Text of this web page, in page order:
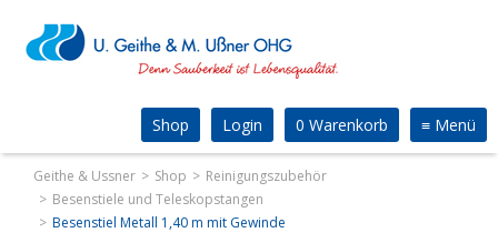
≡ Menü
0 Warenkorb
Login
Shop
Geithe & Ussner Shop
Reinigungszubehör
Besenstiele und Teleskopstangen
Besenstiel Metall 1,40 m mit Gewinde